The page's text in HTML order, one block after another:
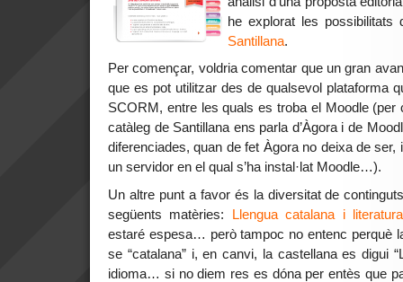
he explorat les possibilitats
Santillana.
Per començar, voldria comentar que un gran
que es pot utilitzar des de qualsevol plataforma
SCORM, entre les quals es troba el Moodle (per
catàleg de Santillana ens parla d’Àgora i de
diferenciades, quan de fet Àgora no deixa de ser,
un servidor en el qual s’ha instal·lat Moodle…).
Un altre punt a favor és la diversitat de
següents matèries: Llengua catalana i literatura
estaré espesa… però tampoc no entenc perquè
se “catalana” i, en canvi, la castellana es digui
idioma… si no diem res es dóna per entès que